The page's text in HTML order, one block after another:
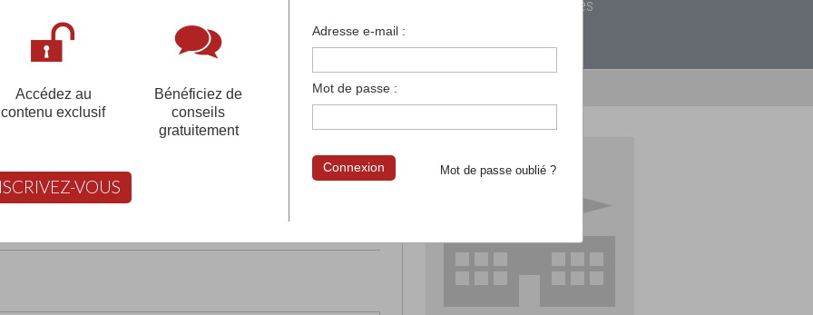
scolaire et des cours à distance. Ce moteur regroupe toutes les écoles privées
françaises et tous les établissements français à l'étranger.
votre compte pour être accompagné gratuitement dans votre recherche d'école
RENE
FABERT vous aide à choisir
Accédez au
contenu exclusif
Bénéficiez de
conseils
gratuitement
VOUS
Adresse e-mail :
Mot de passe :
Mot de passe oublié ?
Connexion